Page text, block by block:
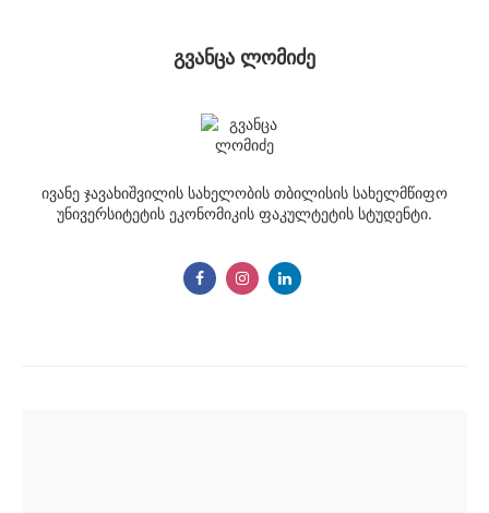
გვანცა ლომიძე
ივანე ჯავახიშვილის სახელობის თბილისის სახელმწიფო
უნივერსიტეტის ეკონომიკის ფაკულტეტის სტუდენტი.